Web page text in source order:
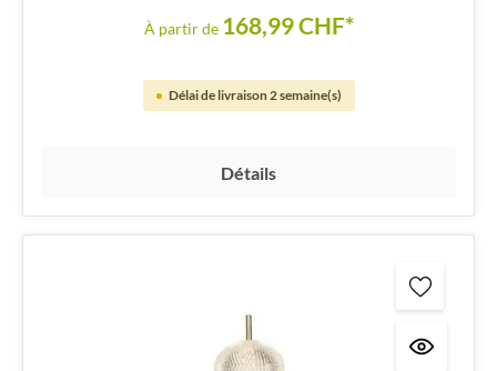
À partir de 168,99 CHF*
Délai de livraison 2 semaine(s)
Détails